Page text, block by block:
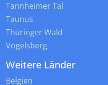
Tannheimer Tal
Taunus
Thüringer Wald
Vogelsberg
Weitere Länder
Belgien